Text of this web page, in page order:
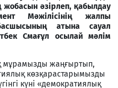
жобасын әзірлеп, қабылдау
Мәжілісінің жалпы
атына сауал
Смағұл осылай мәлім
мұрамызды жаңғыртып,
көзқарастарымызды
күні «демократиялық